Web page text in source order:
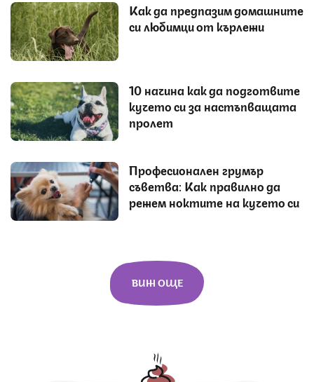
Как да предпазим домашните
си любимци от кърлежи
10 начина как да подготвите
кучето си за настъпващата
пролет
Професионален грумър
съветва: Как правилно да
режем ноктите на кучето си
ВИЖ ОЩЕ